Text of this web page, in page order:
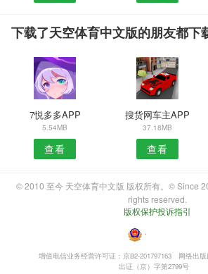
下载了天空体育中文版的朋友都下
7悦多多APP
5.54MB
查看
搜货网车主APP
37.18MB
查看
© 2010 至今 天空体育中文版 版权所有。© Since
rights reserved.
版权保护投诉指引
・
增值电信业务经营许可证：京B2-201797163
网络出
出证（京）字第2799号